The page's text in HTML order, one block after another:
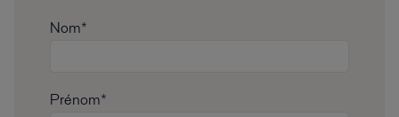
Nom*
Prénom*